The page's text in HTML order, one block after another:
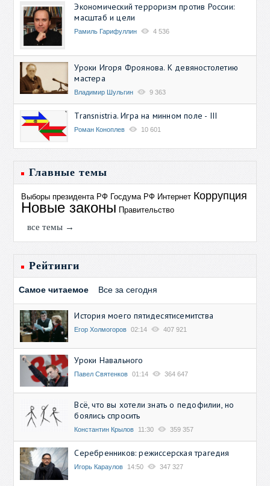
Экономический терроризм против России:
масштаб и цели
Рамиль Гарифуллин 4 536
Уроки Игоря Фроянова. К девяностолетию
мастера
Владимир Шульгин 9 363
Transnistria. Игра на минном поле - III
Роман Коноплев 10 601
Главные темы
Выборы президента РФ Госдума РФ Интернет Коррупция
Новые законы Правительство
все темы →
Рейтинги
Самое читаемое Все за сегодня
История моего пятидесятисемитства
Егор Холмогоров 02:14 407 921
Уроки Навального
Павел Святенков 01:14 364 647
Всё, что вы хотели знать о педофилии, но
боялись спросить
Константин Крылов 11:30 359 357
Серебренников: режиссерская трагедия
Игорь Караулов 14:50 347 327